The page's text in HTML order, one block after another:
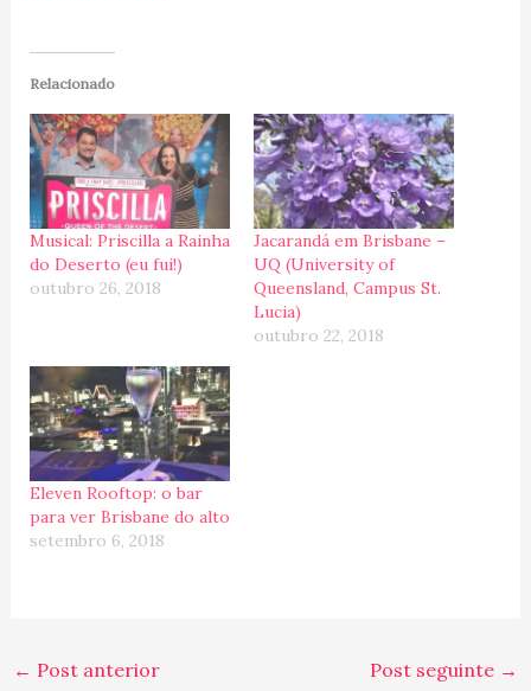
Relacionado
Musical: Priscilla a Rainha
do Deserto (eu fui!)
outubro 26, 2018
Jacarandá em Brisbane –
UQ (University of
Queensland, Campus St.
Lucia)
outubro 22, 2018
Eleven Rooftop: o bar
para ver Brisbane do alto
setembro 6, 2018
← Post anterior Post seguinte →